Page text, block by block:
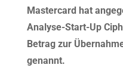
Mastercard hat
Analyse-Start-Up
Betrag zur
genannt.